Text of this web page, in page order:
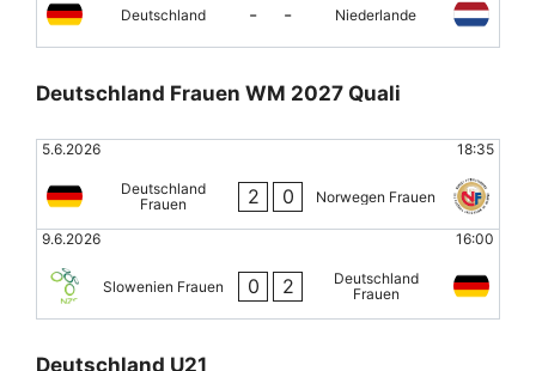
Deutschland - - Niederlande
Deutschland Frauen WM 2027 Quali
5.6.2026 18:35
Deutschland
Frauen
2 0 Norwegen Frauen
9.6.2026 16:00
Slowenien Frauen 0 2
Deutschland
Frauen
Deutschland U21